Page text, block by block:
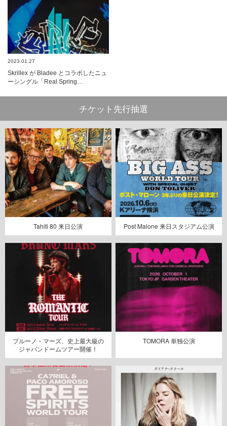
2023.01.27
Skrillex が Bladee とコラボしたニュ
ーシングル「Real Spring…
チケット先行抽選
Tahiti 80 来日公演 Post Malone 来日スタジアム公演
ブルーノ・マーズ、史上最大級の
ジャパンドームツアー開催！
TOMORA 単独公演